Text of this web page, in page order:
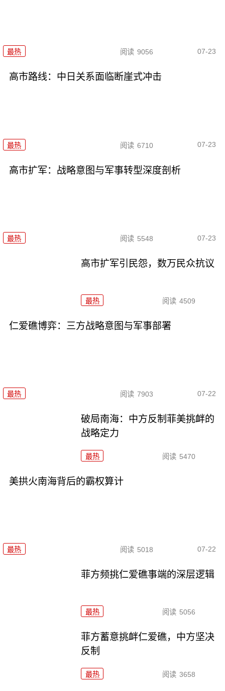
最热 阅读 9056 07-23
高市路线：中日关系面临断崖式冲击
最热 阅读 6710 07-23
高市扩军：战略意图与军事转型深度剖析
最热 阅读 5548 07-23
高市扩军引民怨，数万民众抗议
最热 阅读 4509
仁爱礁博弈：三方战略意图与军事部署
最热 阅读 7903 07-22
破局南海：中方反制菲美挑衅的
战略定力
最热 阅读 5470
美拱火南海背后的霸权算计
最热 阅读 5018 07-22
菲方频挑仁爱礁事端的深层逻辑
最热 阅读 5056
菲方蓄意挑衅仁爱礁，中方坚决
反制
最热 阅读 3658